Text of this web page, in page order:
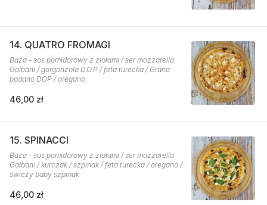
14. QUATRO FROMAGI
Baza - sos pomidorowy z ziołami / ser mozzarella
Galbani / gorgonzola D.O.P / feta turecka / Grana
padano DOP / oregano
46,00 zł
15. SPINACCI
Baza - sos pomidorowy z ziołami / ser mozzarella
Galbani / kurczak / szpinak / feta turecka / oregano /
świeży baby szpinak
46,00 zł